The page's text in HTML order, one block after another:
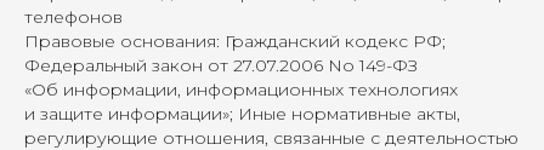
телефонов
Правовые основания: Гражданский кодекс РФ;
Федеральный закон от 27.07.2006 No 149-ФЗ
«Об информации, информационных технологиях
и защите информации»; Иные нормативные акты,
регулирующие отношения, связанные с деятельностью